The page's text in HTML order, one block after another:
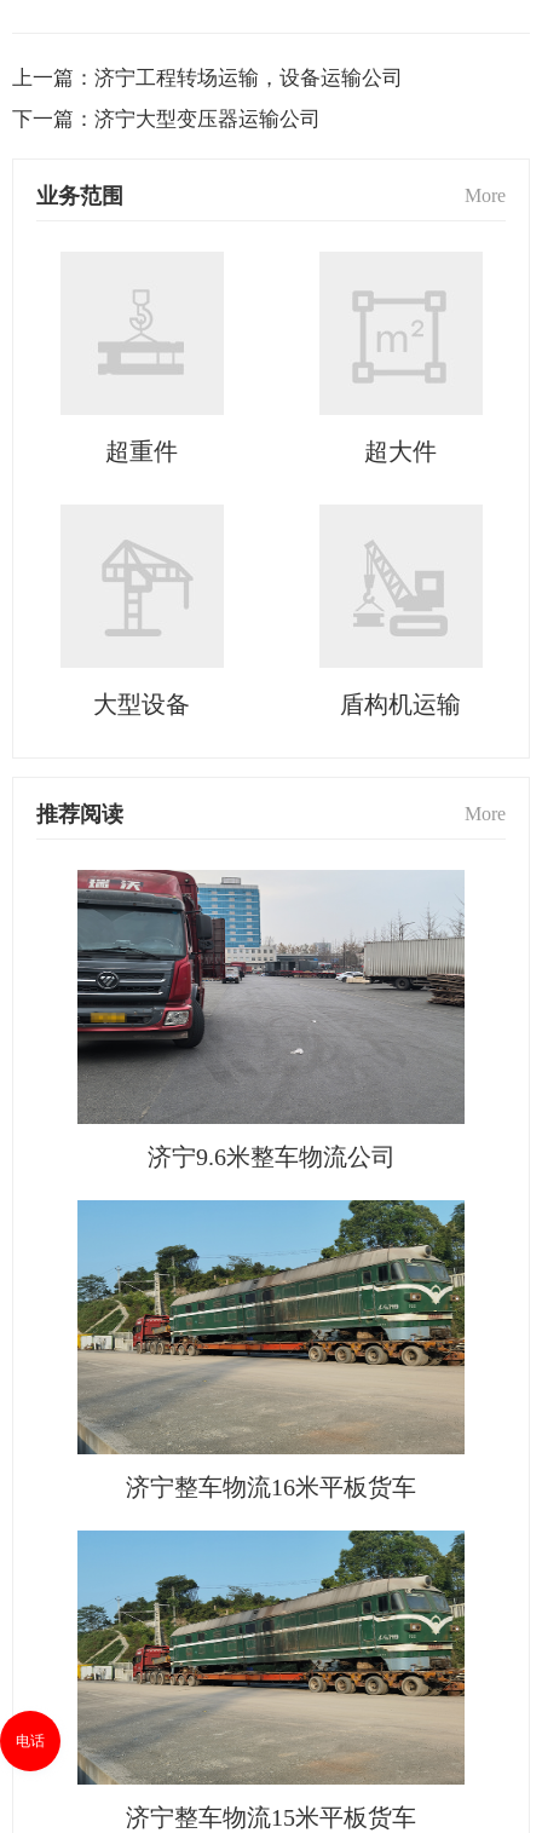
上一篇： 济宁工程转场运输，设备运输公司
下一篇： 济宁大型变压器运输公司
业务范围 More
超重件 超大件
大型设备 盾构机运输
推荐阅读 More
济宁9.6米整车物流公司
济宁整车物流16米平板货车
济宁整车物流15米平板货车
电话